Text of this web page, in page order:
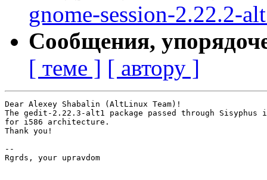
gnome-session-2.22.2-
Сообщения,
[ теме ] [ автору ]
Dear Alexey Shabalin (AltLinux Team)!
The gedit-2.22.3-alt1 package passed through Sisyphus
for i586 architecture.
Thank you!
--
Rgrds, your upravdom